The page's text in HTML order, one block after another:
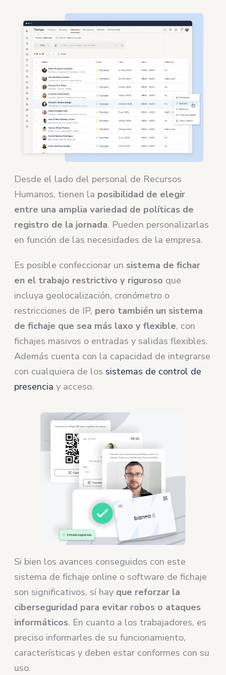
Desde el lado del personal de Recursos
Humanos, tienen la posibilidad de elegir
entre una amplia variedad de políticas de
registro de la jornada. Pueden personalizarlas
en función de las necesidades de la empresa.
Es posible confeccionar un sistema de fichar
en el trabajo restrictivo y riguroso que
incluya geolocalización, cronómetro o
restricciones de IP, pero también un sistema
de fichaje que sea más laxo y flexible, con
fichajes masivos o entradas y salidas flexibles.
Además cuenta con la capacidad de integrarse
con cualquiera de los sistemas de control de
presencia y acceso.
Si bien los avances conseguidos con este
sistema de fichaje online o software de fichaje
son significativos, sí hay que reforzar la
ciberseguridad para evitar robos o ataques
informáticos. En cuanto a los trabajadores, es
preciso informarles de su funcionamiento,
características y deben estar conformes con su
uso.